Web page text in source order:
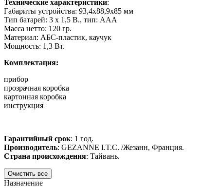
Технические характеристики:
Габариты устройства: 93,4х88,9х85 мм
Тип батарей: 3 х 1,5 В., тип: ААА
Масса нетто: 120 гр.
Материал: АБС-пластик, каучук
Мощность: 1,3 Вт.
Комплектация:
прибор
прозрачная коробка
картонная коробка
инструкция
Гарантийный срок: 1 год.
Производитель: GEZANNE I.T.C. /Жезанн, Франция.
Страна происхождения: Тайвань.
Назначение